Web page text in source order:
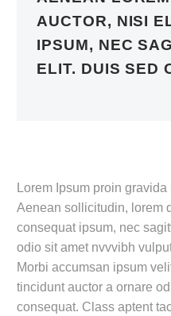
AUCTOR, NISI
IPSUM, NEC
ELIT. DUIS SED
Lorem Ipsum proin
Aenean sollicitudin, lorem
consequat ipsum, nec
odio sit amet nvvvibh
Morbi accumsan ipsum
tincidunt auctor a ornare
consequat. Class aptent